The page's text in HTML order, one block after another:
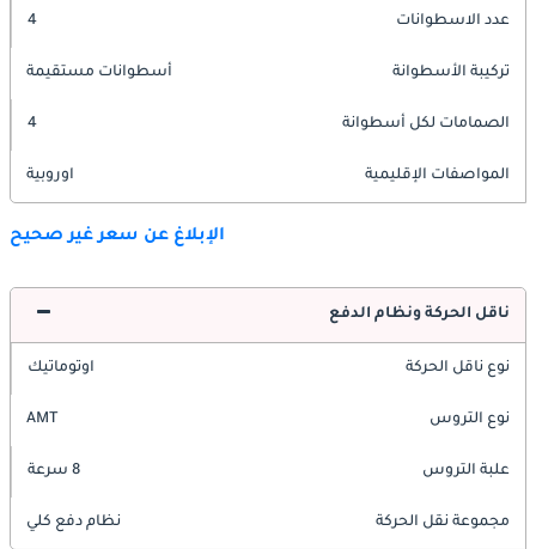
عدد الاسطوانات 4
تركيبة الأسطوانة أسطوانات مستقيمة
الصمامات لكل أسطوانة 4
المواصفات الإقليمية اوروبية
الإبلاغ عن سعر غير صحيح
ناقل الحركة ونظام الدفع
نوع ناقل الحركة اوتوماتيك
نوع التروس AMT
علبة التروس 8 سرعة
مجموعة نقل الحركة نظام دفع كلي